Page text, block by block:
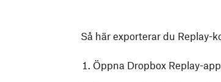
Så här exporterar du Replay-
Öppna Dropbox Replay-